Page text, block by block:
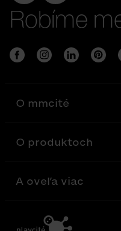
Robíme
O mmcité
O produktoch
A oveľa viac